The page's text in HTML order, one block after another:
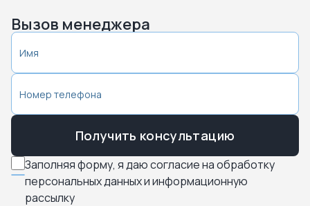
Вызов менеджера
Заполняя форму, я даю согласие на обработку
персональных данных и информационную
рассылку
Получить консультацию